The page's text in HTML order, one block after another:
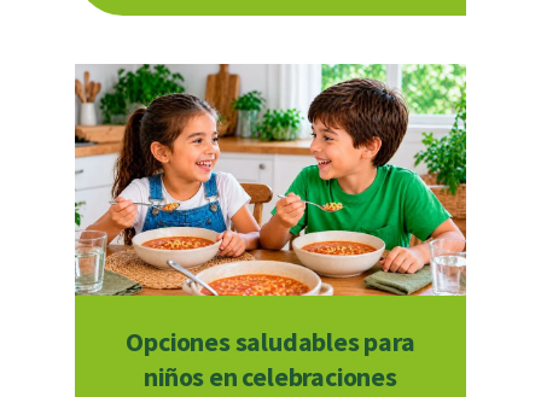
Opciones saludables para
niños en celebraciones